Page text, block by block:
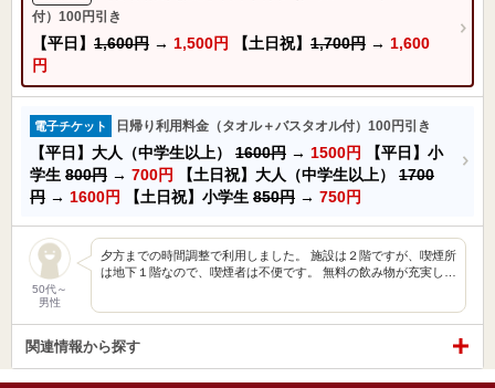
付）100円引き
【平日】 1,600円 → 1,500円 【土日祝】 1,700円 → 1,600
円
電子チケット 日帰り利用料金（タオル＋バスタオル付）100円引き
【平日】大人（中学生以上） 1600円 → 1500円
【平日】小
学生 800円 → 700円 【土日祝】大人（中学生以上） 1700
円 → 1600円 【土日祝】小学生 850円 → 750円
50代～
男性
夕方までの時間調整で利用しました。 施設は２階ですが、喫煙所
は地下１階なので、喫煙者は不便です。 無料の飲み物が充実し…
関連情報から探す